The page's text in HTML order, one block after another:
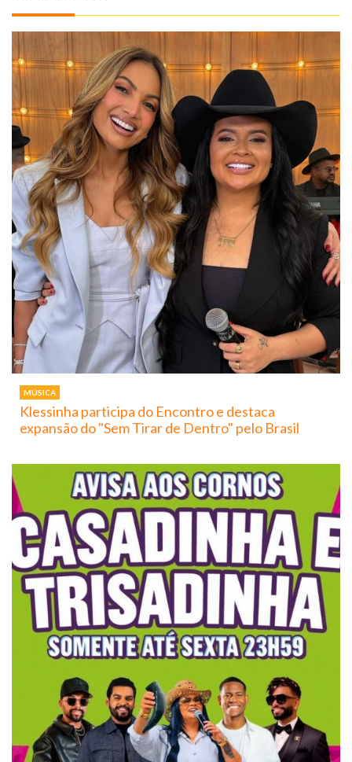
MÚSICA
Klessinha participa do Encontro e destaca
expansão do "Sem Tirar de Dentro" pelo Brasil